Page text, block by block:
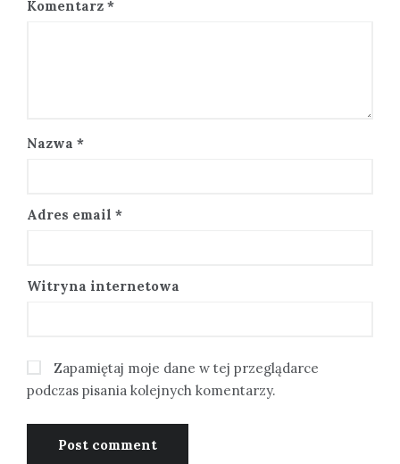
Komentarz *
Nazwa *
Adres email *
Witryna internetowa
Zapamiętaj moje dane w tej przeglądarce
podczas pisania kolejnych komentarzy.